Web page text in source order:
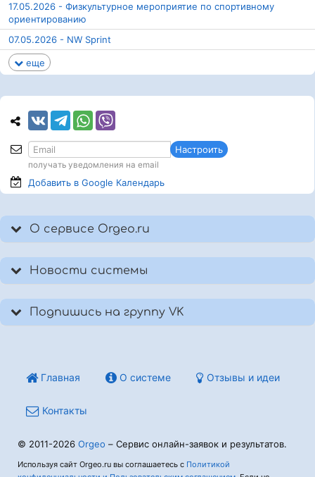
17.05.2026 - Физкультурное мероприятие по спортивному
ориентированию
07.05.2026 - NW Sprint
еще
Настроить
получать уведомления на email
Добавить в Google Календарь
О сервисе Orgeo.ru
Новости системы
Подпишись на группу VK
Главная О системе Отзывы и идеи
Контакты
© 2011-2026 Orgeo – Сервис онлайн-заявок и результатов.
Используя сайт Orgeo.ru вы соглашаетесь с Политикой